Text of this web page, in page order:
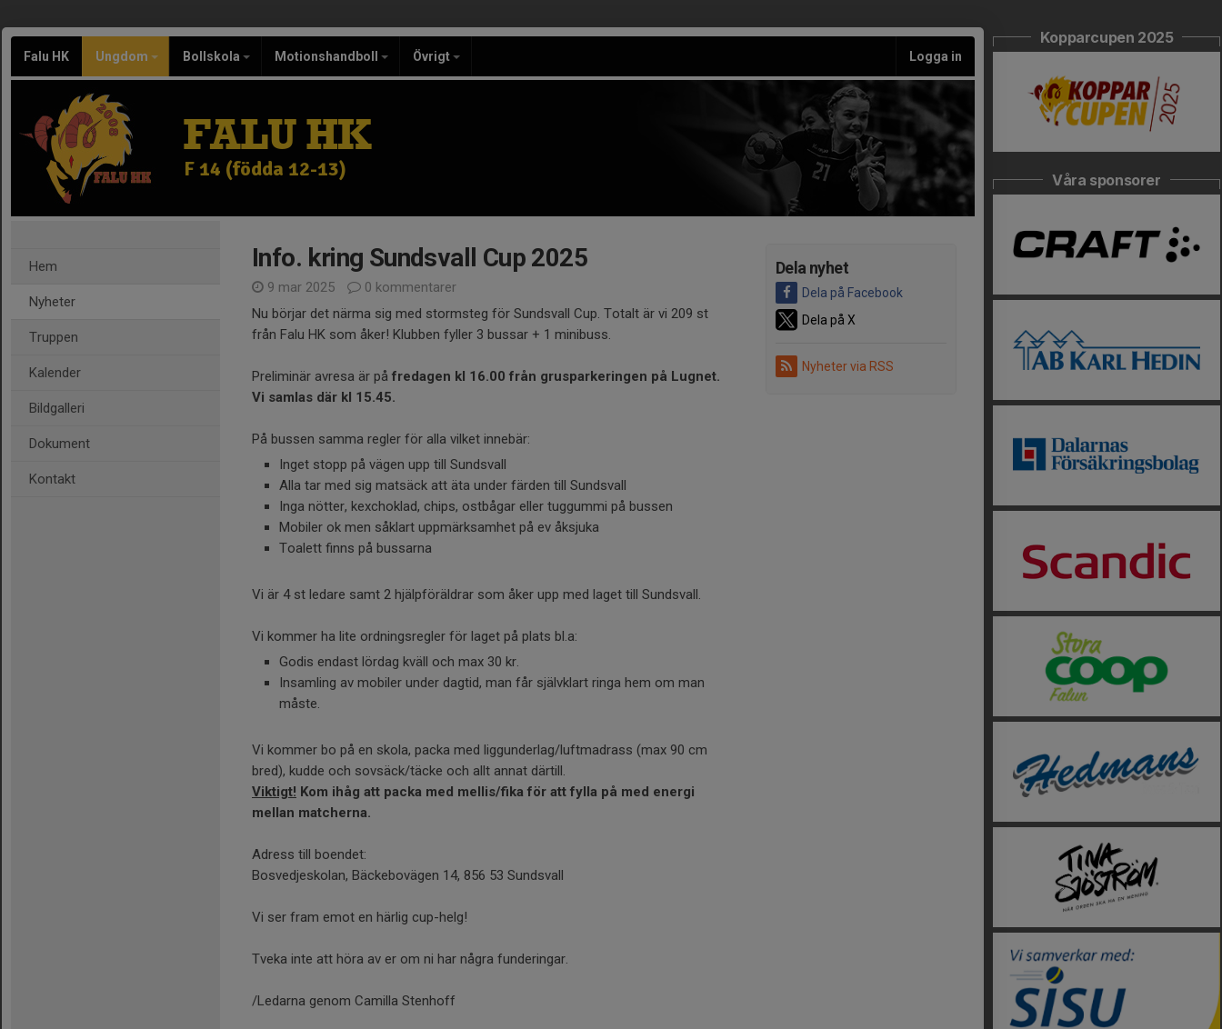
Falu HK Ungdom Bollskola Motionshandboll Övrigt Logga in
FALU HK
F 14 (födda 12-13)
Hem
Nyheter
Truppen
Kalender
Bildgalleri
Dokument
Kontakt
Dela nyhet
Dela på Facebook
Dela på X
Nyheter via RSS
Info. kring Sundsvall Cup 2025
9 mar 2025
0 kommentarer
Nu börjar det närma sig med stormsteg för Sundsvall Cup. Totalt är vi 209 st
från Falu HK som åker! Klubben fyller 3 bussar + 1 minibuss.
Preliminär avresa är på fredagen kl 16.00 från grusparkeringen på Lugnet.
Vi samlas där kl 15.45.
På bussen samma regler för alla vilket innebär:
Inget stopp på vägen upp till Sundsvall
Alla tar med sig matsäck att äta under färden till Sundsvall
Inga nötter, kexchoklad, chips, ostbågar eller tuggummi på bussen
Mobiler ok men såklart uppmärksamhet på ev åksjuka
Toalett finns på bussarna
Vi är 4 st ledare samt 2 hjälpföräldrar som åker upp med laget till Sundsvall.
Vi kommer ha lite ordningsregler för laget på plats bl.a:
Godis endast lördag kväll och max 30 kr.
Insamling av mobiler under dagtid, man får självklart ringa hem om man
måste.
Vi kommer bo på en skola, packa med liggunderlag/luftmadrass (max 90 cm
bred), kudde och sovsäck/täcke och allt annat därtill.
Viktigt! Kom ihåg att packa med mellis/fika för att fylla på med energi
mellan matcherna.
Adress till boendet:
Bosvedjeskolan, Bäckebovägen 14, 856 53 Sundsvall
Vi ser fram emot en härlig cup-helg!
Tveka inte att höra av er om ni har några funderingar.
/Ledarna genom Camilla Stenhoff
Kopparcupen 2025
Våra sponsorer